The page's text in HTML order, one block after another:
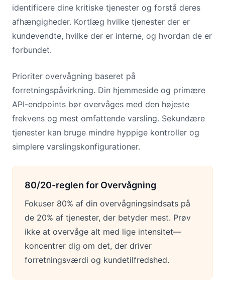
identificere dine kritiske tjenester og forstå deres
afhængigheder. Kortlæg hvilke tjenester der er
kundevendte, hvilke der er interne, og hvordan de er
forbundet.
Prioriter overvågning baseret på
forretningspåvirkning. Din hjemmeside og primære
API-endpoints bør overvåges med den højeste
frekvens og mest omfattende varsling. Sekundære
tjenester kan bruge mindre hyppige kontroller og
simplere varslingskonfigurationer.
80/20-reglen for Overvågning
Fokuser 80% af din overvågningsindsats på
de 20% af tjenester, der betyder mest. Prøv
ikke at overvåge alt med lige intensitet—
koncentrer dig om det, der driver
forretningsværdi og kundetilfredshed.